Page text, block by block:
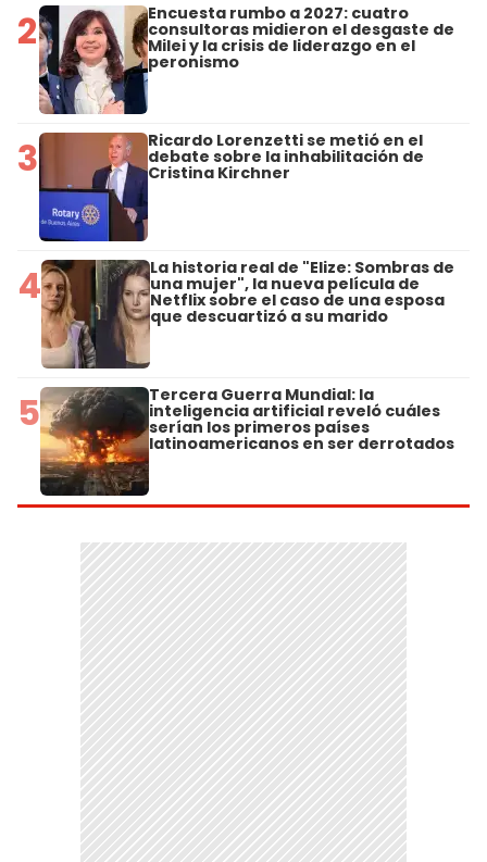
2 Encuesta rumbo a 2027: cuatro
consultoras midieron el desgaste de
Milei y la crisis de liderazgo en el
peronismo
3 Ricardo Lorenzetti se metió en el
debate sobre la inhabilitación de
Cristina Kirchner
4 La historia real de "Elize: Sombras de
una mujer", la nueva película de
Netflix sobre el caso de una esposa
que descuartizó a su marido
5 Tercera Guerra Mundial: la
inteligencia artificial reveló cuáles
serían los primeros países
latinoamericanos en ser derrotados